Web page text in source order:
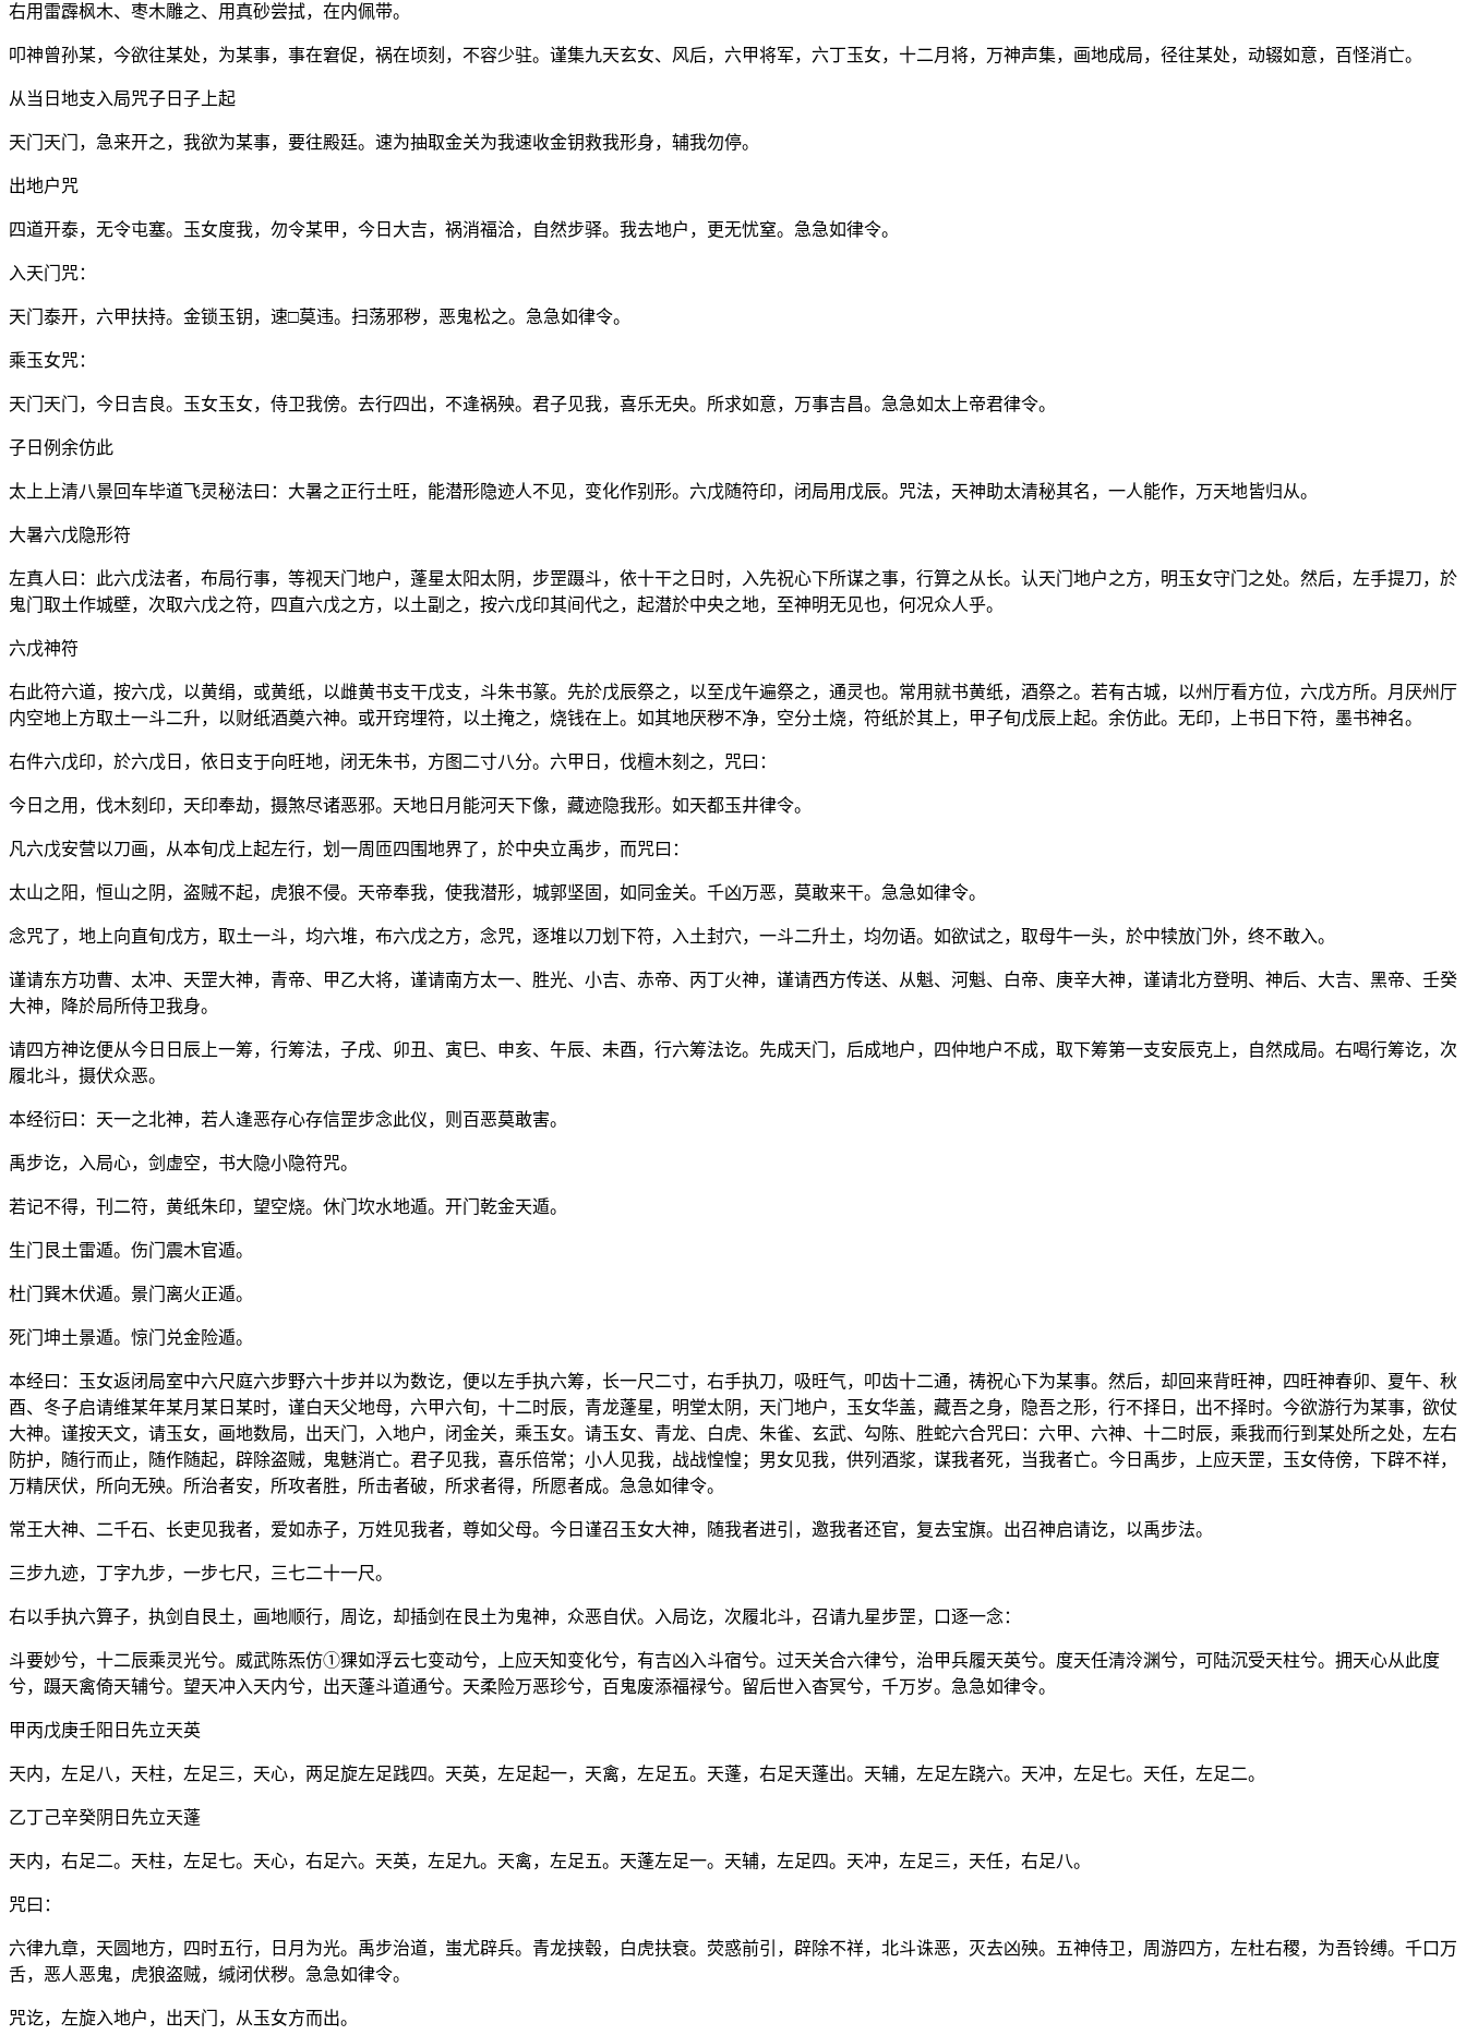
右用雷霹枫木、枣木雕之、用真砂尝拭，在内佩带。
叩神曾孙某，今欲往某处，为某事，事在窘促，祸在顷刻，不容少驻。谨集九天玄女、风后，六甲将军，六丁玉女，十二月将，万神声集，画地成局，径往某处，动辍如意，百怪消亡。
从当日地支入局咒子日子上起
天门天门，急来开之，我欲为某事，要往殿廷。速为抽取金关为我速收金钥救我形身，辅我勿停。
出地户咒
四道开泰，无令屯塞。玉女度我，勿令某甲，今日大吉，祸消福洽，自然步驿。我去地户，更无忧窒。急急如律令。
入天门咒：
天门泰开，六甲扶持。金锁玉钥，速□莫违。扫荡邪秽，恶鬼松之。急急如律令。
乘玉女咒：
天门天门，今日吉良。玉女玉女，侍卫我傍。去行四出，不逢祸殃。君子见我，喜乐无央。所求如意，万事吉昌。急急如太上帝君律令。
子日例余仿此
太上上清八景回车毕道飞灵秘法曰：大暑之正行土旺，能潜形隐迹人不见，变化作别形。六戊随符印，闭局用戊辰。咒法，天神助太清秘其名，一人能作，万天地皆归从。
大暑六戊隐形符
左真人曰：此六戊法者，布局行事，等视天门地户，蓬星太阳太阴，步罡蹑斗，依十干之日时，入先祝心下所谋之事，行算之从长。认天门地户之方，明玉女守门之处。然后，左手提刀，於
鬼门取土作城壁，次取六戊之符，四直六戊之方，以土副之，按六戊印其间代之，起潜於中央之地，至神明无见也，何况众人乎。
六戊神符
右此符六道，按六戊，以黄绢，或黄纸，以雌黄书支干戊支，斗朱书篆。先於戊辰祭之，以至戊午遍祭之，通灵也。常用就书黄纸，酒祭之。若有古城，以州厅看方位，六戊方所。月厌州厅
内空地上方取土一斗二升，以财纸酒奠六神。或开窍埋符，以土掩之，烧钱在上。如其地厌秽不净，空分土烧，符纸於其上，甲子旬戊辰上起。余仿此。无印，上书日下符，墨书神名。
右件六戊印，於六戊日，依日支于向旺地，闭无朱书，方图二寸八分。六甲日，伐檀木刻之，咒曰：
今日之用，伐木刻印，天印奉劫，摄煞尽诸恶邪。天地日月能河天下像，藏迹隐我形。如天都玉井律令。
凡六戊安营以刀画，从本旬戊上起左行，划一周匝四围地界了，於中央立禹步，而咒曰：
太山之阳，恒山之阴，盗贼不起，虎狼不侵。天帝奉我，使我潜形，城郭坚固，如同金关。千凶万恶，莫敢来干。急急如律令。
念咒了，地上向直旬戊方，取土一斗，均六堆，布六戊之方，念咒，逐堆以刀划下符，入土封穴，一斗二升土，均勿语。如欲试之，取母牛一头，於中犊放门外，终不敢入。
谨请东方功曹、太冲、天罡大神，青帝、甲乙大将，谨请南方太一、胜光、小吉、赤帝、丙丁火神，谨请西方传送、从魁、河魁、白帝、庚辛大神，谨请北方登明、神后、大吉、黑帝、壬癸
大神，降於局所侍卫我身。
请四方神讫便从今日日辰上一筹，行筹法，子戌、卯丑、寅巳、申亥、午辰、未酉，行六筹法讫。先成天门，后成地户，四仲地户不成，取下筹第一支安辰克上，自然成局。右喝行筹讫，次
履北斗，摄伏众恶。
本经衍曰：天一之北神，若人逢恶存心存信罡步念此仪，则百恶莫敢害。
禹步讫，入局心，剑虚空，书大隐小隐符咒。
若记不得，刊二符，黄纸朱印，望空烧。休门坎水地遁。开门乾金天遁。
生门艮土雷遁。伤门震木官遁。
杜门巽木伏遁。景门离火正遁。
死门坤土景遁。惊门兑金险遁。
本经曰：玉女返闭局室中六尺庭六步野六十步并以为数讫，便以左手执六筹，长一尺二寸，右手执刀，吸旺气，叩齿十二通，祷祝心下为某事。然后，却回来背旺神，四旺神春卯、夏午、秋
酉、冬子启请维某年某月某日某时，谨白天父地母，六甲六旬，十二时辰，青龙蓬星，明堂太阴，天门地户，玉女华盖，藏吾之身，隐吾之形，行不择日，出不择时。今欲游行为某事，欲仗
大神。谨按天文，请玉女，画地数局，出天门，入地户，闭金关，乘玉女。请玉女、青龙、白虎、朱雀、玄武、勾陈、胜蛇六合咒曰：六甲、六神、十二时辰，乘我而行到某处所之处，左右
防护，随行而止，随作随起，辟除盗贼，鬼魅消亡。君子见我，喜乐倍常；小人见我，战战惶惶；男女见我，供列酒浆，谋我者死，当我者亡。今日禹步，上应天罡，玉女侍傍，下辟不祥，
万精厌伏，所向无殃。所治者安，所攻者胜，所击者破，所求者得，所愿者成。急急如律令。
常王大神、二千石、长吏见我者，爱如赤子，万姓见我者，尊如父母。今日谨召玉女大神，随我者进引，邀我者还官，复去宝旗。出召神启请讫，以禹步法。
三步九迹，丁字九步，一步七尺，三七二十一尺。
右以手执六算子，执剑自艮土，画地顺行，周讫，却插剑在艮土为鬼神，众恶自伏。入局讫，次履北斗，召请九星步罡，口逐一念：
斗要妙兮，十二辰乘灵光兮。威武陈炁仿①猓如浮云七变动兮，上应天知变化兮，有吉凶入斗宿兮。过天关合六律兮，治甲兵履天英兮。度天任清泠渊兮，可陆沉受天柱兮。拥天心从此度
兮，蹑天禽倚天辅兮。望天冲入天内兮，出天蓬斗道通兮。天柔险万恶珍兮，百鬼废添福禄兮。留后世入杳冥兮，千万岁。急急如律令。
甲丙戊庚壬阳日先立天英
天内，左足八，天柱，左足三，天心，两足旋左足践四。天英，左足起一，天禽，左足五。天蓬，右足天蓬出。天辅，左足左跷六。天冲，左足七。天任，左足二。
乙丁己辛癸阴日先立天蓬
天内，右足二。天柱，左足七。天心，右足六。天英，左足九。天禽，左足五。天蓬左足一。天辅，左足四。天冲，左足三，天任，右足八。
咒曰：
六律九章，天圆地方，四时五行，日月为光。禹步治道，蚩尤辟兵。青龙挟毂，白虎扶衰。荧惑前引，辟除不祥，北斗诛恶，灭去凶殃。五神侍卫，周游四方，左杜右稷，为吾铃缚。千口万
舌，恶人恶鬼，虎狼盗贼，缄闭伏秽。急急如律令。
咒讫，左旋入地户，出天门，从玉女方而出。